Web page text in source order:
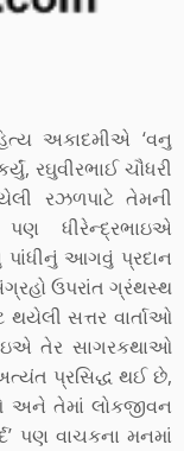
અકાદમીએ ‘વનુ
રઘુવીરભાઈ ચૌધરી
રઝળપાટે તેમની
ધીરેન્દ્રભાઇએ
આગવું પ્રદાન
ઉપરાંત ગ્રંથસ્થ
સત્તર વાર્તાઓ
તેર સાગરકથાઓ
પ્રસિદ્ધ થઈ છે,
અને તેમાં લોકજીવન
પણ વાચકના મનમાં